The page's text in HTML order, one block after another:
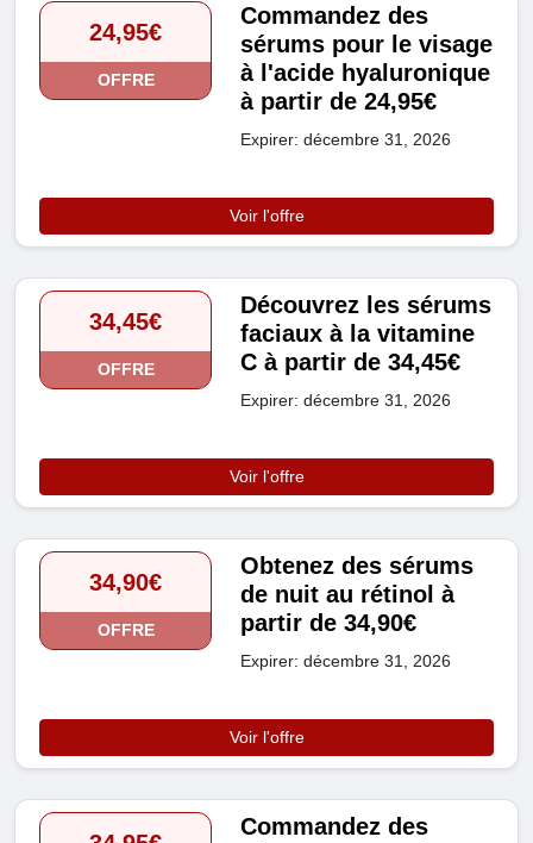
24,95€
OFFRE
Commandez des
sérums pour le visage
à l'acide hyaluronique
à partir de 24,95€
Expirer: décembre 31, 2026
Voir l'offre
34,45€
OFFRE
Découvrez les sérums
faciaux à la vitamine
C à partir de 34,45€
Expirer: décembre 31, 2026
Voir l'offre
34,90€
OFFRE
Obtenez des sérums
de nuit au rétinol à
partir de 34,90€
Expirer: décembre 31, 2026
Voir l'offre
Commandez des